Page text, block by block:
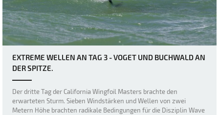
EXTREME WELLEN AN TAG 3 - VOGET UND BUCHWALD AN
DER SPITZE.
Der dritte Tag der California Wingfoil Masters brachte den
erwarteten Sturm. Sieben Windstärken und Wellen von zwei
Metern Höhe brachten radikale Bedingungen für die Disziplin Wave